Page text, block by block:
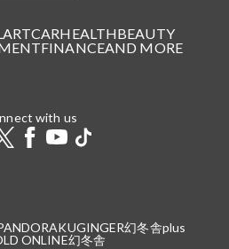
ARTCARHEALTHBEAUTY
FINANCEAND MORE
with us
GINGER幻冬舎plus
ONLINE幻冬舎